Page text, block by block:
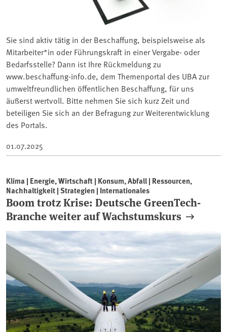
Sie sind aktiv tätig in der Beschaffung, beispielsweise als
Mitarbeiter*in oder Führungskraft in einer Vergabe- oder
Bedarfsstelle? Dann ist Ihre Rückmeldung zu
www.beschaffung-info.de, dem Themenportal des UBA zur
umweltfreundlichen öffentlichen Beschaffung, für uns
äußerst wertvoll. Bitte nehmen Sie sich kurz Zeit und
beteiligen Sie sich an der Befragung zur Weiterentwicklung
des Portals.
01.07.2025
Klima | Energie, Wirtschaft | Konsum, Abfall | Ressourcen,
Nachhaltigkeit | Strategien | Internationales
Boom trotz Krise: Deutsche GreenTech-
Branche weiter auf Wachstumskurs